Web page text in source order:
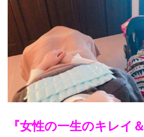
『女性の一生のキレイ＆